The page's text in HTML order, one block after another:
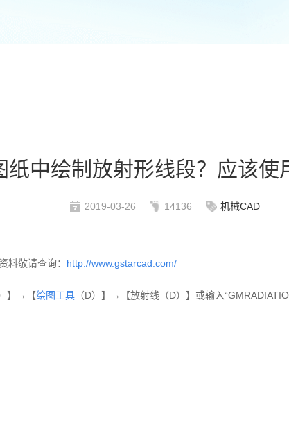
纸中绘制放射形线段？应该使
2019-03-26 14136 机械CAD
料敬请查询： http://www.gstarcad.com/
】→【绘图工具（D）】→【放射线（D）】或输入